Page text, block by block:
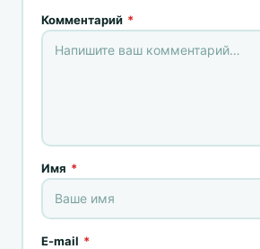
Комментарий *
Имя *
E-mail *